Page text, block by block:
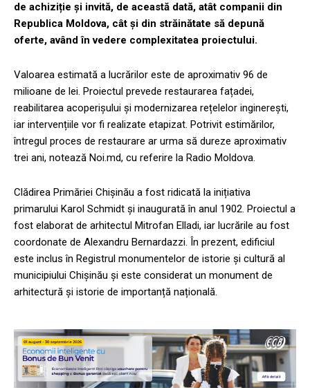
de achiziție și invită, de această dată, atât companii din
Republica Moldova, cât și din străinătate să depună
oferte, având în vedere complexitatea proiectului.
Valoarea estimată a lucrărilor este de aproximativ 96 de
milioane de lei. Proiectul prevede restaurarea fațadei,
reabilitarea acoperișului și modernizarea rețelelor inginerești,
iar intervențiile vor fi realizate etapizat. Potrivit estimărilor,
întregul proces de restaurare ar urma să dureze aproximativ
trei ani, notează Noi.md, cu referire la Radio Moldova.
Clădirea Primăriei Chișinău a fost ridicată la inițiativa
primarului Karol Schmidt și inaugurată în anul 1902. Proiectul a
fost elaborat de arhitectul Mitrofan Elladi, iar lucrările au fost
coordonate de Alexandru Bernardazzi. În prezent, edificiul
este inclus în Registrul monumentelor de istorie și cultură al
municipiului Chișinău și este considerat un monument de
arhitectură și istorie de importanță națională.